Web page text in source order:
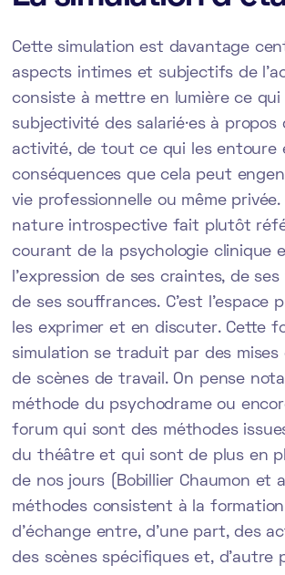
Cette simulation est davantage
aspects intimes et subjectifs de
consiste à mettre en lumière ce qui
subjectivité des salarié·es à propos
activité, de tout ce qui les entoure
conséquences que cela peut
vie professionnelle ou même
nature introspective fait plutôt
courant de la psychologie clinique
l’expression de ses craintes, de
de ses souffrances. C’est l’espace
les exprimer et en discuter. Cette
simulation se traduit par des mises
de scènes de travail. On pense
méthode du psychodrame ou
forum qui sont des méthodes
du théâtre et qui sont de plus en
de nos jours (Bobillier Chaumon et
méthodes consistent à la formation
d’échange entre, d’une part, des
des scènes spécifiques et, d’autre